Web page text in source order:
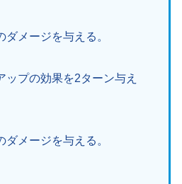
メージを与える。
ップの効果を2ターン与え
メージを与える。